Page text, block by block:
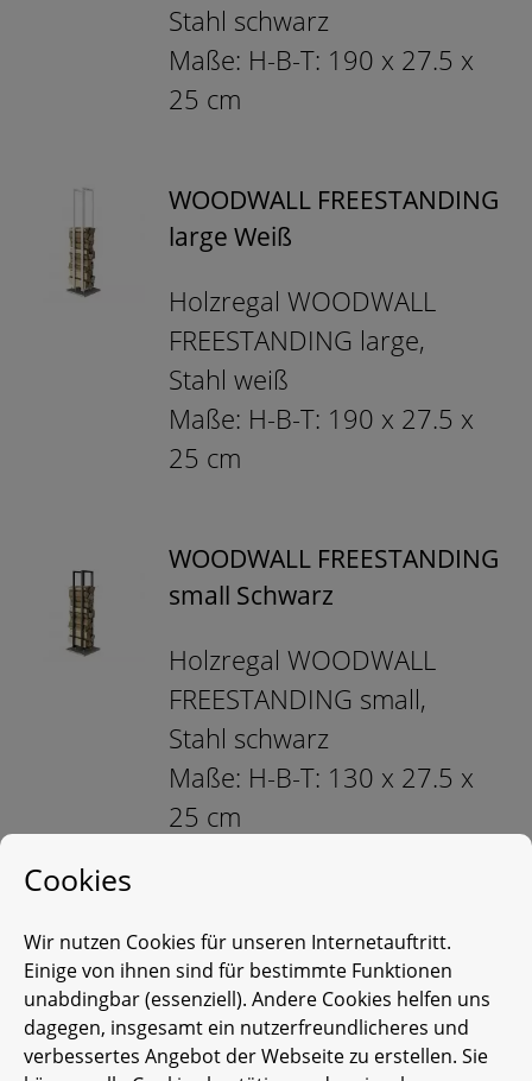
Stahl schwarz
Maße: H-B-T: 190 x 27.5 x
25 cm
WOODWALL FREESTANDING
large Weiß
Holzregal WOODWALL
FREESTANDING large,
Stahl weiß
Maße: H-B-T: 190 x 27.5 x
25 cm
WOODWALL FREESTANDING
small Schwarz
Holzregal WOODWALL
FREESTANDING small,
Stahl schwarz
Maße: H-B-T: 130 x 27.5 x
25 cm
small Weiß
Holzregal WOODWALL
FREESTANDING small,
Cookies
Wir nutzen Cookies für unseren Internetauftritt.
Einige von ihnen sind für bestimmte Funktionen
unabdingbar (essenziell). Andere Cookies helfen uns
dagegen, insgesamt ein nutzerfreundlicheres und
verbessertes Angebot der Webseite zu erstellen. Sie